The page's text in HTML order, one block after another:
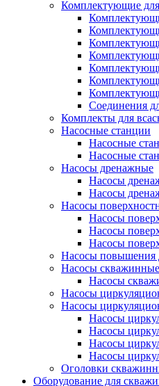
Комплектующие для
Соединения
Комплекты для
Насосные станции
Насосные
Насосные
Насосы дренажные
Насосы
Насосы
Насосы
Насосы
Насосы
Насосы
Насосы повышения
Насосы скважинные
Насосы
Насосы
Насосы
Насосы
Насосы
Насосы
Насосы
Оголовки
Оборудование для